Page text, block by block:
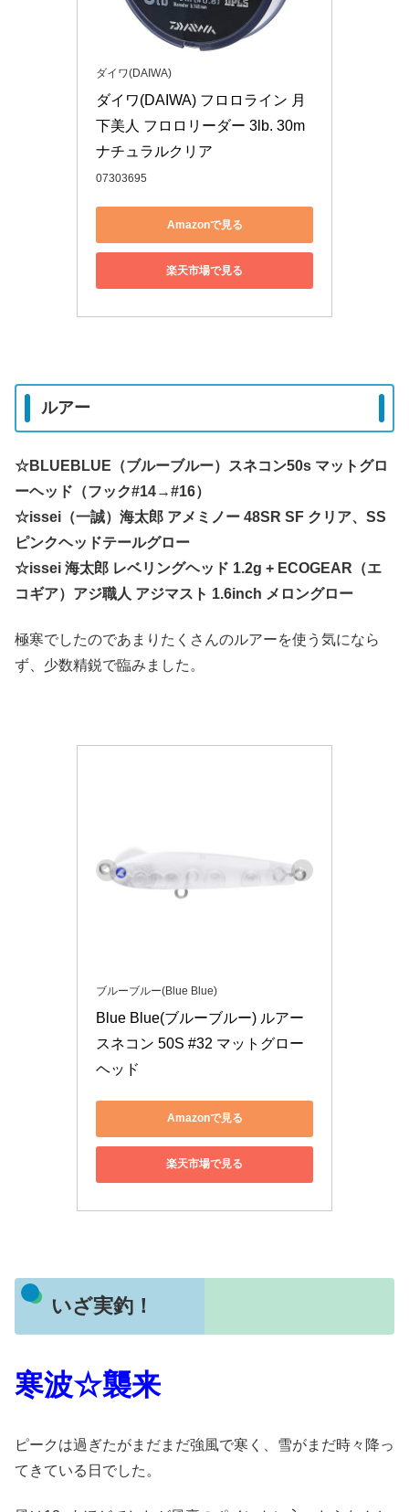
ダイワ(DAIWA)
ダイワ(DAIWA) フロロライン 月
下美人 フロロリーダー 3lb. 30m
ナチュラルクリア
07303695
Amazonで見る
楽天市場で見る
ルアー
☆BLUEBLUE（ブルーブルー）スネコン50s マットグロ
ーヘッド（フック#14→#16）
☆issei（一誠）海太郎 アメミノー 48SR SF クリア、SS
ピンクヘッドテールグロー
☆issei 海太郎 レベリングヘッド 1.2g + ECOGEAR（エ
コギア）アジ職人 アジマスト 1.6inch メロングロー
極寒でしたのであまりたくさんのルアーを使う気になら
ず、少数精鋭で臨みました。
ブルーブルー(Blue Blue)
Blue Blue(ブルーブルー) ルアー
スネコン 50S #32 マットグロー
ヘッド
Amazonで見る
楽天市場で見る
いざ実釣！
寒波☆襲来
ピークは過ぎたがまだまだ強風で寒く、雪がまだ時々降っ
てきている日でした。